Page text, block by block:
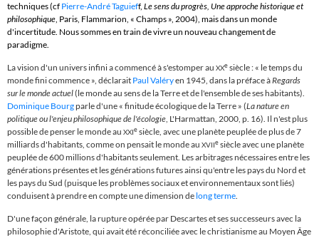
techniques (cf Pierre-André Taguieff, Le sens du progrès, Une approche historique et
philosophique, Paris, Flammarion, « Champs », 2004), mais dans un monde
d'incertitude. Nous sommes en train de vivre un nouveau changement de
paradigme.
La vision d'un univers infini a commencé à s'estomper au XXesiècle : « le temps du
monde fini commence », déclarait Paul Valéryen 1945, dans la préface àRegards
sur le monde actuel(le monde au sens de la Terre et de l'ensemble de ses habitants).
Dominique Bourgparle d'une « finitude écologique de la Terre » (La nature en
politique ou l'enjeu philosophique de l'écologie, L'Harmattan, 2000, p. 16). Il n'est plus
possible de penser le monde au XXIesiècle, avec une planète peuplée de plus de 7
milliards d'habitants, comme on pensait le monde au XVIIesiècle avec une planète
peuplée de 600 millions d'habitants seulement. Les arbitrages nécessaires entre les
générations présentes et les générations futures ainsi qu'entre les pays du Nord et
les pays du Sud (puisque les problèmes sociaux et environnementaux sont liés)
conduisent à prendre en compte une dimension de long terme.
D'une façon générale, la ruptureopérée par Descarteset ses successeursavec la
philosophie d'Aristote, qui avait été réconciliée avec le christianisme au Moyen Âge